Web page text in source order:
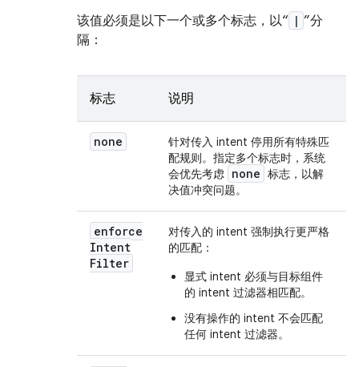
该值必须是以下一个或多个标志，以“ | ”分
隔：
标志 说明
none
针对传入 intent 停用所有特殊匹
配规则。指定多个标志时，系统
会优先考虑 none 标志，以解
决值冲突问题。
enforce
Intent
Filter
对传入的 intent 强制执行更严格
的匹配：
显式 intent 必须与目标组件
的 intent 过滤器相匹配。
没有操作的 intent 不会匹配
任何 intent 过滤器。